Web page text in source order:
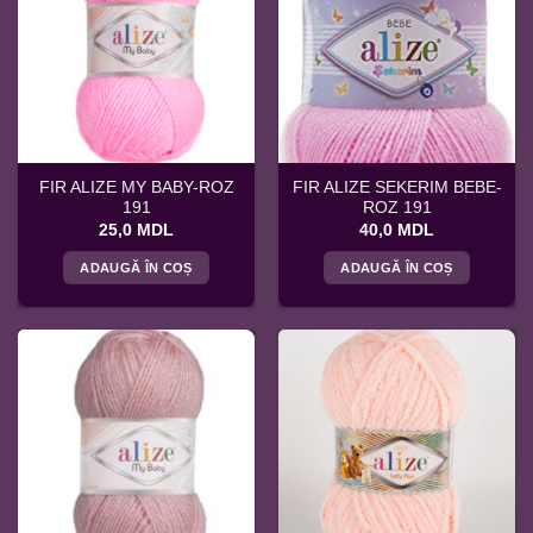
FIR ALIZE MY BABY-ROZ
191
25,0 MDL
ADAUGĂ ÎN COȘ
FIR ALIZE SEKERIM BEBE-
ROZ 191
40,0 MDL
ADAUGĂ ÎN COȘ